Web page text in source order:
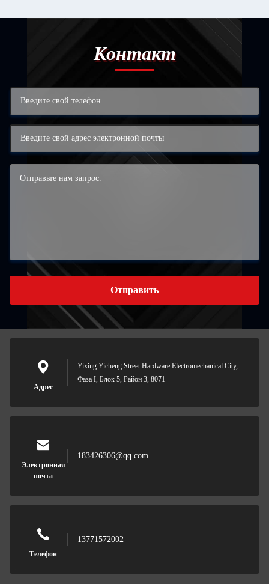
Контакт
Отправить
Адрес
Yixing Yicheng Street Hardware Electromechanical City,
Фаза I, Блок 5, Район 3, 8071
Электронная
почта
183426306@qq.com
Телефон
13771572002